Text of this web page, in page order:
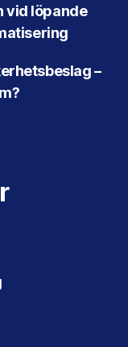
vid löpande
–